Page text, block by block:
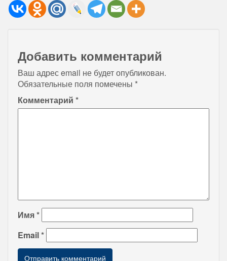
Добавить комментарий
Ваш адрес email не будет опубликован.
Обязательные поля помечены *
Комментарий *
Имя*
Email*